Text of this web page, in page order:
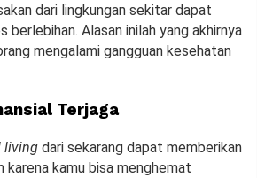
dari lingkungan sekitar dapat
berlebihan. Alasan inilah yang akhirnya
mengalami gangguan kesehatan
Terjaga
living dari sekarang dapat memberikan
karena kamu bisa menghemat